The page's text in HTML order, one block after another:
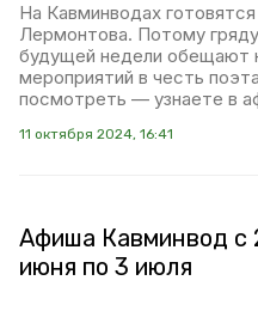
На Кавминводах
Лермонтова. Потому
будущей недели обещают
мероприятий в честь
посмотреть — узнаете в
11 октября 2024, 16:41
Афиша Кавминвод с
июня по 3 июля